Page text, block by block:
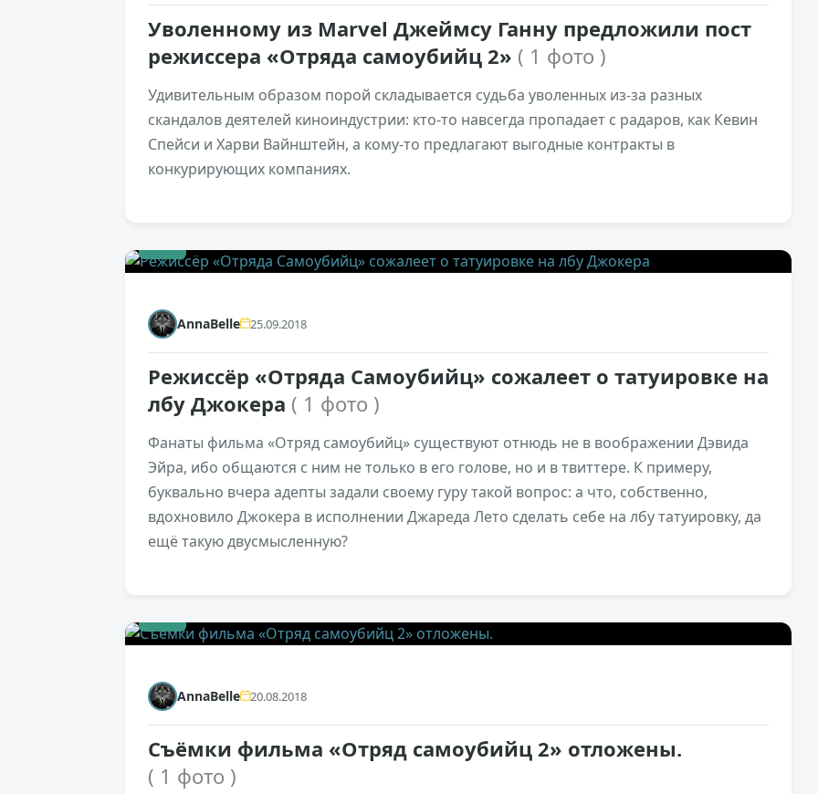
Уволенному из Marvel Джеймсу Ганну предложили пост
режиссера «Отряда самоубийц 2» ( 1 фото )
Удивительным образом порой складывается судьба уволенных из-за разных
скандалов деятелей киноиндустрии: кто-то навсегда пропадает с радаров, как Кевин
Спейси и Харви Вайнштейн, а кому-то предлагают выгодные контракты в
конкурирующих компаниях.
AnnaBelle 25.09.2018
Режиссёр «Отряда Самоубийц» сожалеет о татуировке на
лбу Джокера ( 1 фото )
Фанаты фильма «Отряд самоубийц» существуют отнюдь не в воображении Дэвида
Эйра, ибо общаются с ним не только в его голове, но и в твиттере. К примеру,
буквально вчера адепты задали своему гуру такой вопрос: а что, собственно,
вдохновило Джокера в исполнении Джареда Лето сделать себе на лбу татуировку, да
ещё такую двусмысленную?
AnnaBelle 20.08.2018
Съёмки фильма «Отряд самоубийц 2» отложены.
( 1 фото )